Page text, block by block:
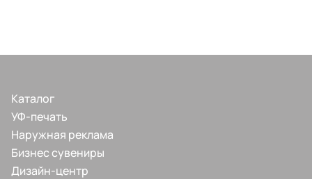
Каталог
УФ-печать
Наружная реклама
Бизнес сувениры
Дизайн-центр